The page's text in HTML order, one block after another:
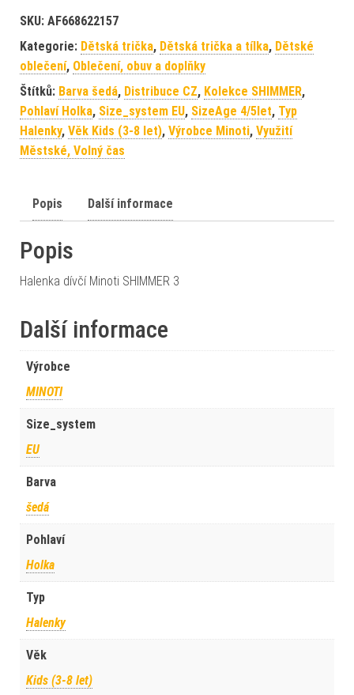
SKU: AF668622157
Kategorie: Dětská trička, Dětská trička a tílka, Dětské
oblečení, Oblečení, obuv a doplňky
Štítků: Barva šedá, Distribuce CZ, Kolekce SHIMMER,
Pohlaví Holka, Size_system EU, SizeAge 4/5let, Typ
Halenky, Věk Kids (3-8 let), Výrobce Minoti, Využití
Městské, Volný čas
Popis Další informace
Popis
Halenka dívčí Minoti SHIMMER 3
Další informace
Výrobce
MINOTI
Size_system
EU
Barva
šedá
Pohlaví
Holka
Typ
Halenky
Věk
Kids (3-8 let)